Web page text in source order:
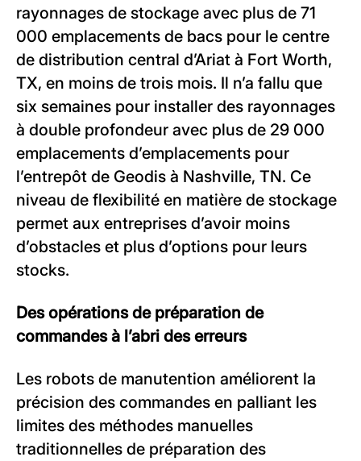
rayonnages de stockage avec plus de 71
000 emplacements de bacs pour le centre
de distribution central d’Ariat à Fort Worth,
TX, en moins de trois mois. Il n’a fallu que
six semaines pour installer des rayonnages
à double profondeur avec plus de 29 000
emplacements d’emplacements pour
l’entrepôt de Geodis à Nashville, TN. Ce
niveau de flexibilité en matière de stockage
permet aux entreprises d’avoir moins
d’obstacles et plus d’options pour leurs
stocks.
Des opérations de préparation de
commandes à l’abri des erreurs
Les robots de manutention améliorent la
précision des commandes en palliant les
limites des méthodes manuelles
traditionnelles de préparation des